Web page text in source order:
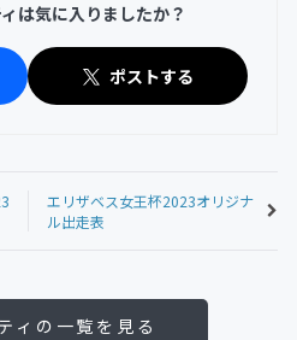
は気に入りましたか？
ポストする
エリザベス女王杯2023オリジナ
ル出走表
ィの一覧を見る